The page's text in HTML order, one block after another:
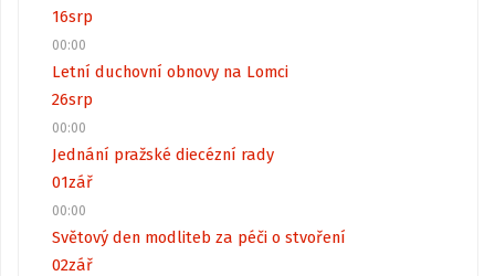
16srp
00:00
Letní duchovní obnovy na Lomci
26srp
00:00
Jednání pražské diecézní rady
01zář
00:00
Světový den modliteb za péči o stvoření
02zář